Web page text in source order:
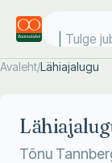
Tulge
Avaleht/Lähiajalugu
Tõnu